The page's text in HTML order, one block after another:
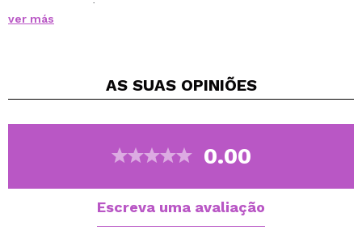
brilho irresistível, hidratação e um acabamento com
efeito de lábios brilhantes e viçosos.
proporcionando uma sensação imediata de conforto.
formato de rosca, permite uma aplicação ultra suave,
ver más
AS SUAS OPINIÕES
0.00
Escreva uma avaliação